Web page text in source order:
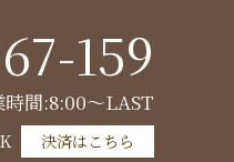
159
時間:8:00～LAST
決済はこちら